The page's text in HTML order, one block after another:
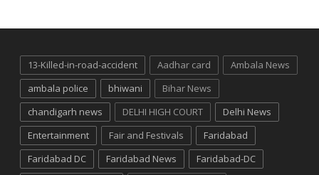
13-Killed-in-road-accident Aadhar card
Ambala News
ambala police
bhiwani
Bihar News
chandigarh news
DELHI HIGH COURT
Delhi News
Entertainment
Fair and Festivals
Faridabad
Faridabad DC
Faridabad News
Faridabad-DC